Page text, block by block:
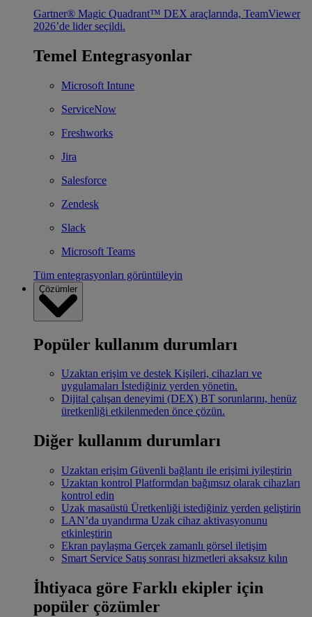
Gartner® Magic Quadrant™ DEX araçlarında, TeamViewer
2026’de lider seçildi.
Temel Entegrasyonlar
Microsoft Intune
ServiceNow
Freshworks
Jira
Salesforce
Zendesk
Slack
Microsoft Teams
Tüm entegrasyonları görüntüleyin
Çözümler
Popüler kullanım durumları
Uzaktan erişim ve destek Kişileri, cihazları ve
uygulamaları İstediğiniz yerden yönetin.
Dijital çalışan deneyimi (DEX) BT sorunlarını, henüz
üretkenliği etkilenmeden önce çözün.
Diğer kullanım durumları
Uzaktan erişim Güvenli bağlantı ile erişimi iyileştirin
Uzaktan kontrol Platformdan bağımsız olarak cihazları
kontrol edin
Uzak masaüstü Üretkenliği istediğiniz yerden geliştirin
LAN’da uyandırma Uzak cihaz aktivasyonunu
etkinleştirin
Ekran paylaşma Gerçek zamanlı görsel iletişim
Smart Service Satış sonrası hizmetleri aksaksız kılın
İhtiyaca göre Farklı ekipler için
popüler çözümler